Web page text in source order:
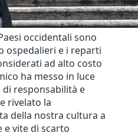
occidentali sono
ospedalieri e i reparti
ad alto costo
ha messo in luce
responsabilità e
rivelato la
della nostra cultura a
e vite di scarto